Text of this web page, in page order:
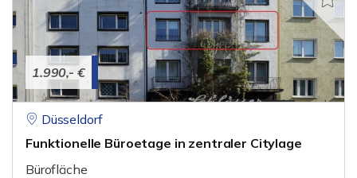
1.990,- €
Düsseldorf
Funktionelle Büroetage in zentraler Citylage
Bürofläche